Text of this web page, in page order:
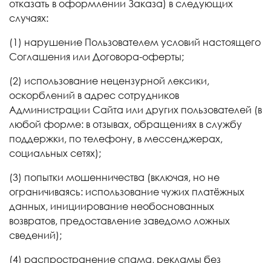
отказать в оформлении Заказа) в следующих
случаях:
(1) нарушение Пользователем условий настоящего
Соглашения или Договора-оферты;
(2) использование нецензурной лексики,
оскорблений в адрес сотрудников
Администрации Сайта или других пользователей (в
любой форме: в отзывах, обращениях в службу
поддержки, по телефону, в мессенджерах,
социальных сетях);
(3) попытки мошенничества (включая, но не
ограничиваясь: использование чужих платёжных
данных, инициирование необоснованных
возвратов, предоставление заведомо ложных
сведений);
(4) распространение спама, рекламы без